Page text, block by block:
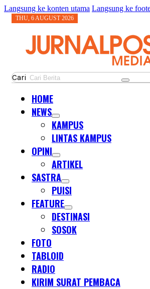
Langsung ke konten utama Langsung ke
THU, 6 AUGUST 2026
Cari
HOME
NEWS
KAMPUS
LINTAS KAMPUS
OPINI
ARTIKEL
SASTRA
PUISI
FEATURE
DESTINASI
SOSOK
FOTO
TABLOID
RADIO
KIRIM SURAT PEMBACA